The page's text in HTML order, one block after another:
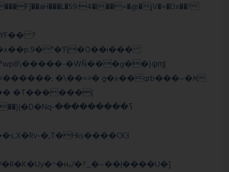
�,T�Hks����CK3
�?_�~��|����U�]